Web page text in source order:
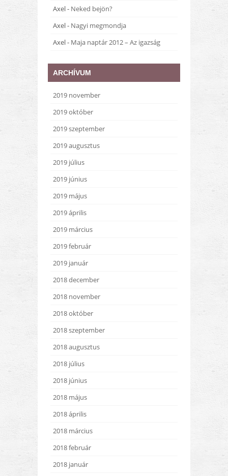
Axel- Neked bejön?
Axel- Nagyi megmondja
Axel- Maja naptár 2012 – Az igazság
ARCHÍVUM
2019 november
2019 október
2019 szeptember
2019 augusztus
2019 július
2019 június
2019 május
2019 április
2019 március
2019 február
2019 január
2018 december
2018 november
2018 október
2018 szeptember
2018 augusztus
2018 július
2018 június
2018 május
2018 április
2018 március
2018 február
2018 január